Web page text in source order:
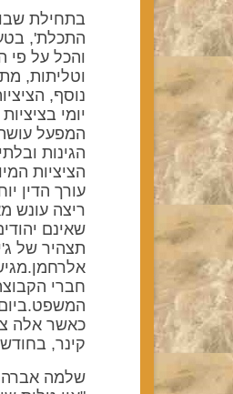
בתחילת
התכלת',
והכל על פי
וטליתות,
נוסף,
יומי
המפעל
הגינות
הציציות
עורך הדין
ריצה עונש
שאינם
תצהיר של
קינר, בחודש
שלמה